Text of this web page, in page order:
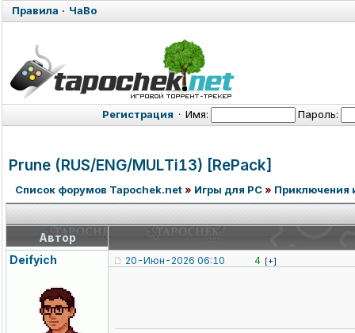
Правила · ЧаВо
Регистрация · Имя: Пароль:
Prune (RUS/ENG/MULTi13) [RePack]
Список форумов Tapochek.net» Игры для PC» Приключения
Автор
Deifyich
20-Июн-2026 06:10 4 [+]